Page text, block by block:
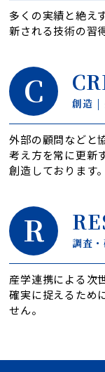
多くの実績と絶え
新される技術の習
創造 |
外部の顧問などと
考え方を常に更新
創造しております。
調査
産学連携による次
確実に捉えるため
せん。